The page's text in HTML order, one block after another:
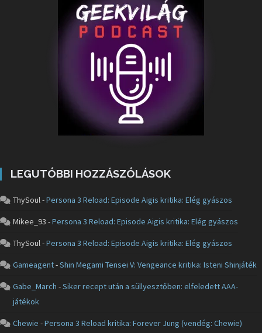
LEGUTÓBBI HOZZÁSZÓLÁSOK
ThySoul-Persona 3 Reload: Episode Aigis kritika: Elég gyászos
Mikee_93 -Persona 3 Reload: Episode Aigis kritika: Elég gyászos
ThySoul-Persona 3 Reload: Episode Aigis kritika: Elég gyászos
Gameagent-Shin Megami Tensei V: Vengeance kritika: Isteni Shinjáték
Gabe_March -Siker recept után a süllyesztőben: elfeledett AAA-
játékok
Chewie -Persona 3 Reload kritika: Forever Jung (vendég: Chewie)